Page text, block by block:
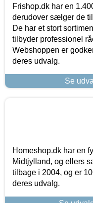
Frishop.dk har en
derudover sælger de
De har et stort
tilbyder professionel
Webshoppen er
deres udvalg.
Se
Homeshop.dk har en
Midtjylland, og ellers
tilbage i 2004, og er
deres udvalg.